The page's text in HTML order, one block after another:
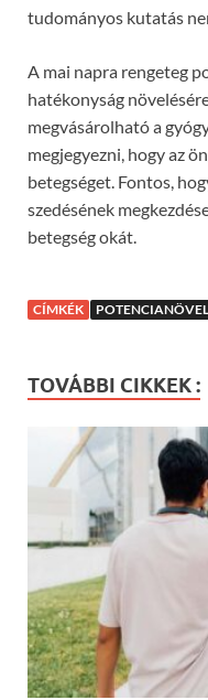
tudományos kutatás
A mai napra rengeteg
hatékonyság
megvásárolható a
megjegyezni, hogy az
betegséget. Fontos,
szedésének
betegség okát.
CÍMKÉK
TOVÁBBI CIKKEK :